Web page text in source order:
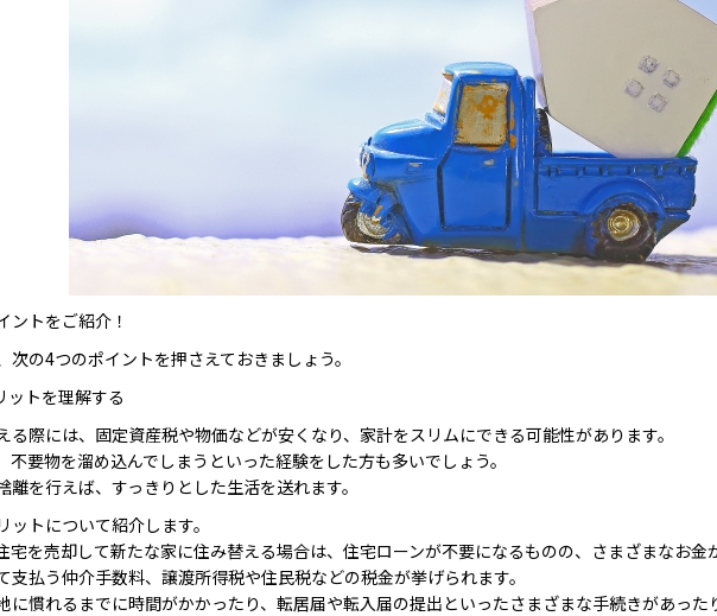
トをご紹介！
の4つのポイントを押さえておきましょう。
ットを理解する
際には、固定資産税や物価などが安くなり、家計をスリムにできる可能性があります。
不要物を溜め込んでしまうといった経験をした方も多いでしょう。
を行えば、すっきりとした生活を送れます。
トについて紹介します。
宅を売却して新たな家に住み替える場合は、住宅ローンが不要になるものの、さまざまなお金
払う仲介手数料、譲渡所得税や住民税などの税金が挙げられます。
に慣れるまでに時間がかかったり、転居届や転入届の提出といったさまざまな手続きがあった